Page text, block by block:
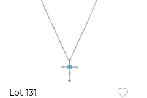
Lot 131